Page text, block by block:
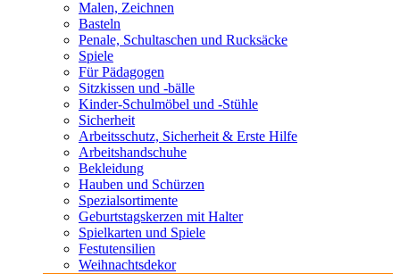
Malen, Zeichnen
Basteln
Penale, Schultaschen und Rucksäcke
Spiele
Für Pädagogen
Sitzkissen und -bälle
Kinder-Schulmöbel und -Stühle
Sicherheit
Arbeitsschutz, Sicherheit & Erste Hilfe
Arbeitshandschuhe
Bekleidung
Hauben und Schürzen
Spezialsortimente
Geburtstagskerzen mit Halter
Spielkarten und Spiele
Festutensilien
Weihnachtsdekor